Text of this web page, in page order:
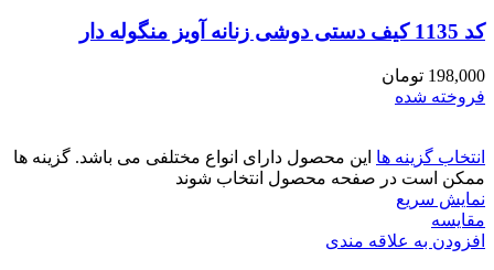
کد 1135 کیف دستی دوشی زنانه آویز منگوله دار
198,000 تومان
فروخته شده
انتخاب گزینه ها این محصول دارای انواع مختلفی می باشد. گزینه ها
ممکن است در صفحه محصول انتخاب شوند
نمایش سریع
مقايسه
افزودن به علاقه مندی